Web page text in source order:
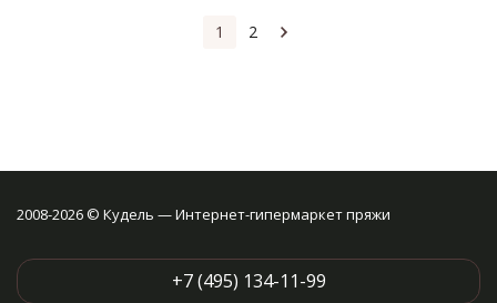
1 2
2008-2026 © Кудель — Интернет-гипермаркет пряжи
+7 (495) 134-11-99